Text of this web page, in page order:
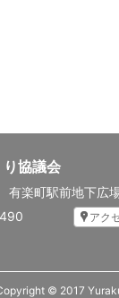
協議会
有楽町駅前地下広
アク
© 2017